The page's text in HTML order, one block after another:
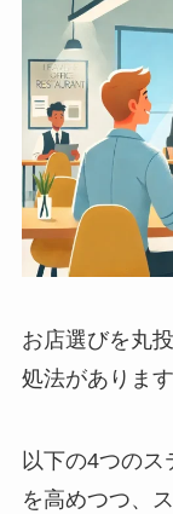
お店選びを丸
処法があります
以下の4つの
を高めつつ、